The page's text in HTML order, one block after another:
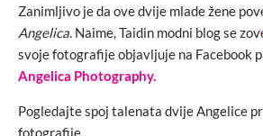
Zanimljivo je da ove dvije mlade žene
Angelica. Naime, Taidin modni blog se
svoje fotografije objavljuje na Facebook
Angelica Photography.
Pogledajte spoj talenata dvije Angelice